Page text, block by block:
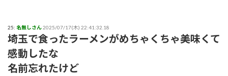
25: 名無しさん2025/07/17(木) 22:41:32.18
埼玉で食ったラーメンがめちゃくちゃ美味くて
感動したな
名前忘れたけど